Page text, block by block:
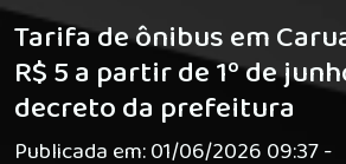
Tarifa de ônibus em
R$ 5 a partir de 1º de
decreto da prefeitura
Publicada em: 01/06/2026 09:37 -